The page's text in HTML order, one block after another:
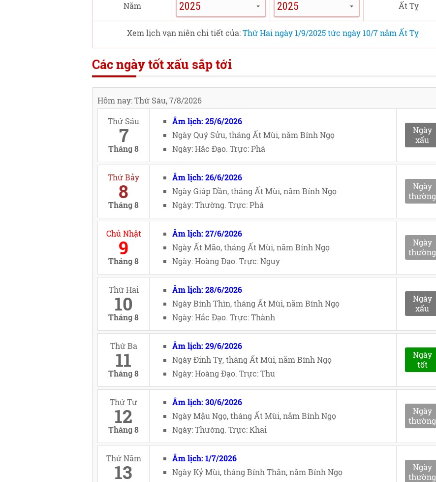
Năm Ất Tỵ
Xem lịch vạn niên chi tiết của:Thứ Hai ngày 1/9/2025 tức ngày 10/7 năm Ất Tỵ
Các ngày tốt xấu sắp tới
Hôm nay: Thứ Sáu, 7/8/2026
Thứ Sáu
7
Tháng 8
Âm lịch: 25/6/2026
Ngày Quý Sửu, tháng Ất Mùi, năm Bính Ngọ
Ngày: Hắc Đạo. Trực: Phá
Ngày
xấu
Thứ Bảy
8
Tháng 8
Âm lịch: 26/6/2026
Ngày Giáp Dần, tháng Ất Mùi, năm Bính Ngọ
Ngày: Thường. Trực: Phá
Ngày
thường
Chủ Nhật
9
Tháng 8
Âm lịch: 27/6/2026
Ngày Ất Mão, tháng Ất Mùi, năm Bính Ngọ
Ngày: Hoàng Đạo. Trực: Nguy
Ngày
thường
Thứ Hai
10
Tháng 8
Âm lịch: 28/6/2026
Ngày Bính Thìn, tháng Ất Mùi, năm Bính Ngọ
Ngày: Hắc Đạo. Trực: Thành
Ngày
xấu
Thứ Ba
11
Tháng 8
Âm lịch: 29/6/2026
Ngày Đinh Tỵ, tháng Ất Mùi, năm Bính Ngọ
Ngày: Hoàng Đạo. Trực: Thu
Ngày
tốt
Thứ Tư
12
Tháng 8
Âm lịch: 30/6/2026
Ngày Mậu Ngọ, tháng Ất Mùi, năm Bính Ngọ
Ngày: Thường. Trực: Khai
Ngày
thường
Thứ Năm
13
Âm lịch: 1/7/2026
Ngày Kỷ Mùi, tháng Bính Thân, năm Bính Ngọ
Ngày
thường